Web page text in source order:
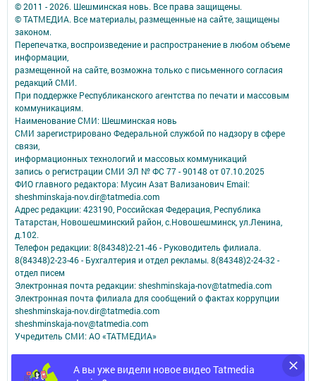
А вы уже видели новое видео Tatmedia
© 2011 - 2026. Шешминская новь. Все права защищены.
© ТАТМЕДИА. Все материалы, размещенные на сайте, защищены
законом.
Перепечатка, воспроизведение и распространение в любом объеме
информации,
размещенной на сайте, возможна только с письменного согласия
редакций СМИ.
При поддержке Республиканского агентства по печати и массовым
коммуникациям.
Наименование СМИ: Шешминская новь
СМИ зарегистрировано Федеральной службой по надзору в сфере
связи,
информационных технологий и массовых коммуникаций
запись о регистрации СМИ ЭЛ № ФС 77 - 90148 от 07.10.2025
ФИО главного редактора: Мусин Азат Вализанович Email:
sheshminskaja-nov.dir@tatmedia.com
Адрес редакции: 423190, Российская Федерация, Республика
Татарстан, Новошешминский район, с.Новошешминск, ул.Ленина,
д.102.
Телефон редакции: 8(84348)2-21-46 - Руководитель филиала.
8(84348)2-23-46 - Бухгалтерия и отдел рекламы. 8(84348)2-24-32 -
отдел писем
Электронная почта редакции: sheshminskaja-nov@tatmedia.com
Электронная почта филиала для сообщений о фактах коррупции
sheshminskaja-nov.dir@tatmedia.com
sheshminskaja-nov@tatmedia.com
Учредитель СМИ: АО «ТАТМЕДИА»
Антикоррупционная политика
АО «ТАТМЕДИА» использует «cookie»для персонализации сервисов и